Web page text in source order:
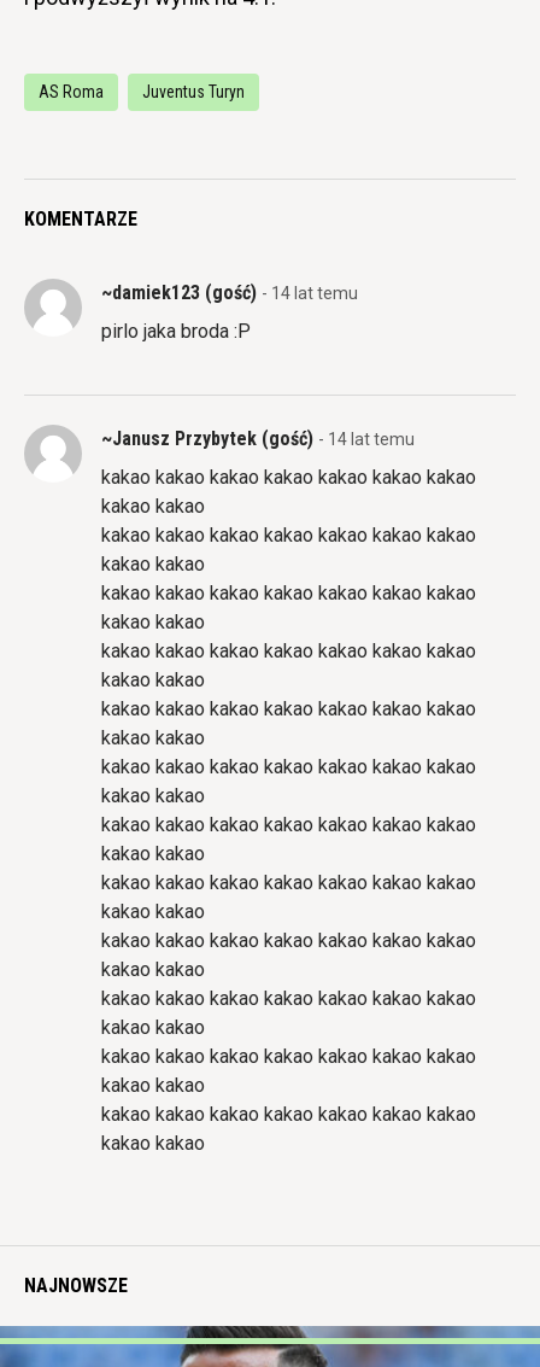
AS Roma Juventus Turyn
KOMENTARZE
~damiek123 (gość) - 14 lat temu
pirlo jaka broda :P
~Janusz Przybytek (gość) - 14 lat temu
kakao kakao kakao kakao kakao kakao kakao
kakao kakao
kakao kakao kakao kakao kakao kakao kakao
kakao kakao
kakao kakao kakao kakao kakao kakao kakao
kakao kakao
kakao kakao kakao kakao kakao kakao kakao
kakao kakao
kakao kakao kakao kakao kakao kakao kakao
kakao kakao
kakao kakao kakao kakao kakao kakao kakao
kakao kakao
kakao kakao kakao kakao kakao kakao kakao
kakao kakao
kakao kakao kakao kakao kakao kakao kakao
kakao kakao
kakao kakao kakao kakao kakao kakao kakao
kakao kakao
kakao kakao kakao kakao kakao kakao kakao
kakao kakao
kakao kakao kakao kakao kakao kakao kakao
kakao kakao
kakao kakao kakao kakao kakao kakao kakao
kakao kakao
NAJNOWSZE